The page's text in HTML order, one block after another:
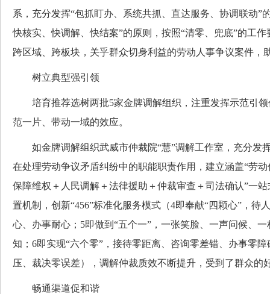
系，充分发挥“包抓盯办、系统共抓、直达服务、协调联动”
快核实、快调解、快结案”的原则，按照“清零、兜底”的工
跨区域、跨板块，关乎群众切身利益的劳动人事争议案件，
树立典型强引领
培育推荐选树两批5家金牌调解组织，注重发挥示范引领
范一片、带动一域的效应。
如金牌调解组织武威市仲裁院“慧”调解工作室，充分发
在处理劳动争议矛盾纠纷中的职能职责作用，建立涵盖“劳
保障维权＋人民调解＋法律援助＋仲裁审查＋司法确认”一
置机制，创新“456”标准化服务模式（4即奉献“四颗心”，待
心、办事耐心；5即做到“五个一”，一张笑脸、一声问候、
知；6即实现“六个零”，接待零距离、咨询零差错、办事零
压、裁决零误差），调解仲裁质效不断提升，受到了群众的
畅通渠道促和谐